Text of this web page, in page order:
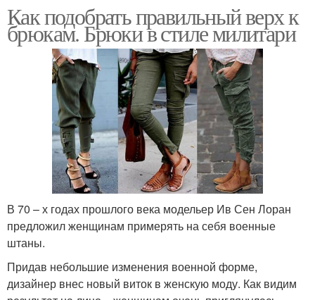
Как подобрать правильный верх к
брюкам. Брюки в стиле милитари
В 70 – х годах прошлого века модельер Ив Сен Лоран
предложил женщинам примерять на себя военные
штаны.
Придав небольшие изменения военной форме,
дизайнер внес новый виток в женскую моду. Как видим